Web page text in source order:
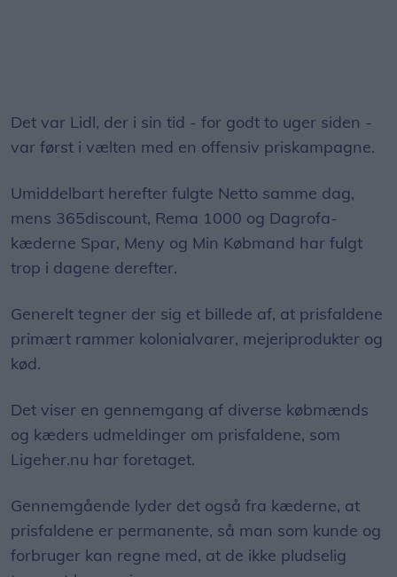
Det var Lidl, der i sin tid - for godt to uger siden -
var først i vælten med en offensiv priskampagne.
Umiddelbart herefter fulgte Netto samme dag,
mens 365discount, Rema 1000 og Dagrofa-
kæderne Spar, Meny og Min Købmand har fulgt
trop i dagene derefter.
Generelt tegner der sig et billede af, at prisfaldene
primært rammer kolonialvarer, mejeriprodukter og
kød.
Det viser en gennemgang af diverse købmænds
og kæders udmeldinger om prisfaldene, som
Ligeher.nu har foretaget.
Gennemgående lyder det også fra kæderne, at
prisfaldene er permanente, så man som kunde og
forbruger kan regne med, at de ikke pludselig